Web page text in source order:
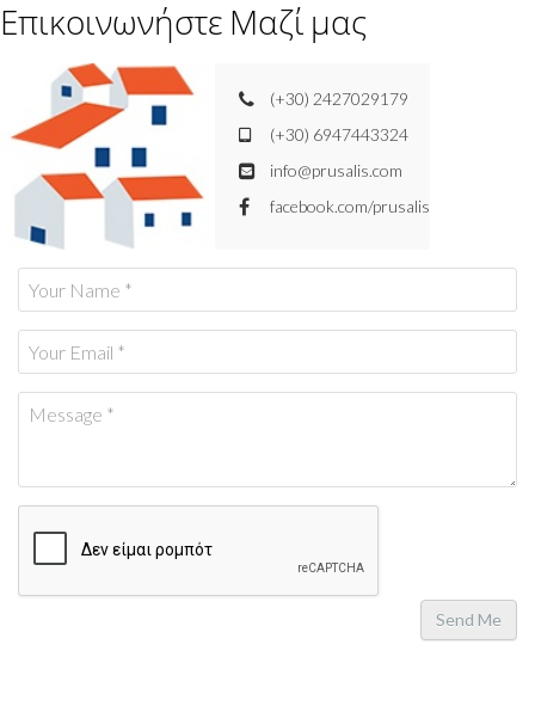
Επικοινωνήστε Μαζί μας
(+30) 2427029179
(+30) 6947443324
info@prusalis.com
facebook.com/prusalis
Send Me